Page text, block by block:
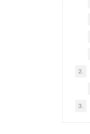
2.
3.